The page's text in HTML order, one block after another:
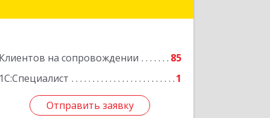
Клиентов на сопровождении
85
1С:Специалист
1
Отправить заявку
Отправить заявку